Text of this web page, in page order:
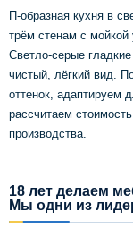
П-образная кухня в
трём стенам с мойкой
Светло-серые
чистый, лёгкий вид.
оттенок, адаптируем
рассчитаем
производства.
18 лет делаем
Мы одни из